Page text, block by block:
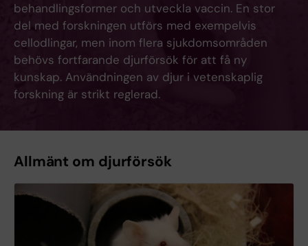
behandlingsformer och utveckla vaccin. En stor
del med forskningen utförs med exempelvis
cellodlingar, men inom flera sjukdomsområden
behövs fortfarande djurförsök för att få ny
kunskap. Användningen av djur i vetenskaplig
forskning är strikt reglerad.
Allmänt om djurförsök